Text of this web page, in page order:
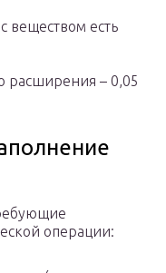
веществом есть
расширения – 0,05
операции: